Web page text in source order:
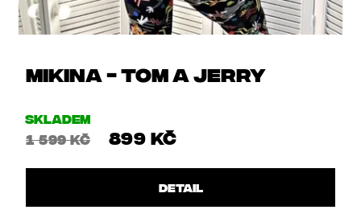
MIKINA - TOM A JERRY
Skladem
1 599 Kč 899 Kč
DETAIL
HLEDAT
D
P
U
Č